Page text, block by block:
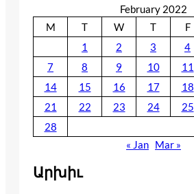
February 2022
M
T W T F
1
2 3 4
7
8 9 10 11
14
15 16 17 18
21
22 23 24 25
28
« Jan Mar »
Արխիւ